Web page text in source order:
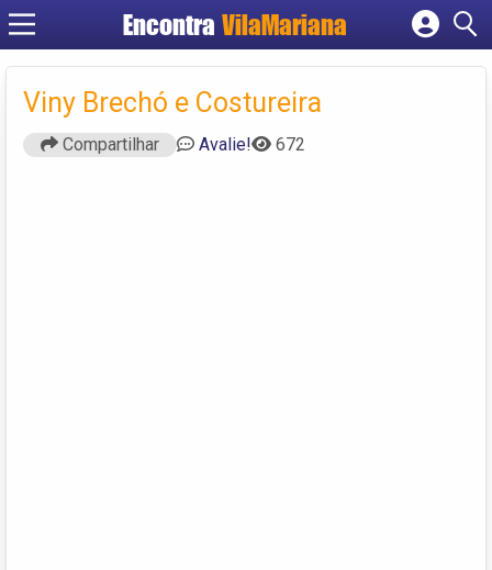
EncontraVilaMariana
Cadastrar empresa
Criar conta
Viny Brechó e Costureira
Compartilhar Avalie! 672